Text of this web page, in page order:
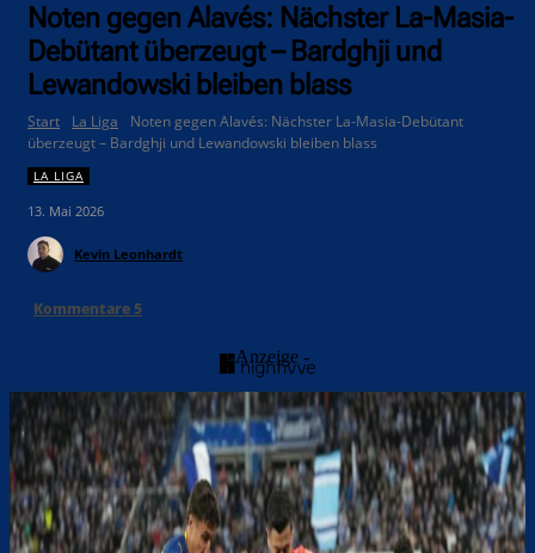
Noten gegen Alavés: Nächster La-Masia-
Debütant überzeugt – Bardghji und
Lewandowski bleiben blass
Start La Liga
Noten gegen Alavés: Nächster La-Masia-Debütant
überzeugt – Bardghji und Lewandowski bleiben blass
LA LIGA
13. Mai 2026
Kevin Leonhardt
Kommentare5
- Anzeige -